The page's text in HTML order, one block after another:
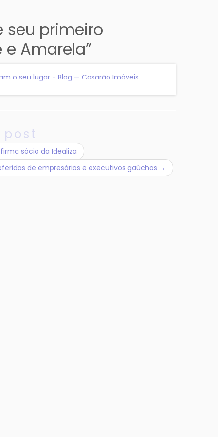
seu primeiro
Amarela”
o seu lugar - Blog — Casarão Imóveis
post
sócio da Idealiza
de empresários e executivos gaúchos →